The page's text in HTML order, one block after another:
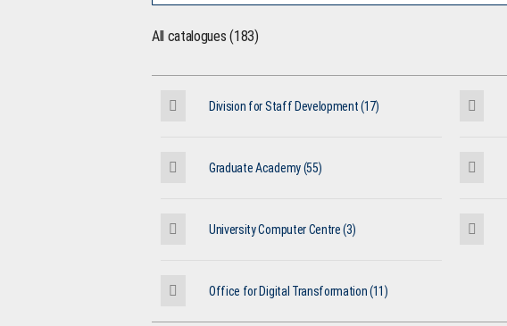
All catalogues (183)
Division for Staff Development (17)
Graduate Academy (55)
University Computer Centre (3)
Office for Digital Transformation (11)